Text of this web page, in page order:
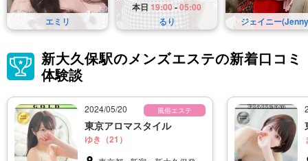
エミリ
本日 19:00 -05:00
るり
ジェイニー
新大久保駅のメンズエステの新着口コミ
体験談
2024/05/20 風俗エステ
東京アロマスタイル
ゆき（21）